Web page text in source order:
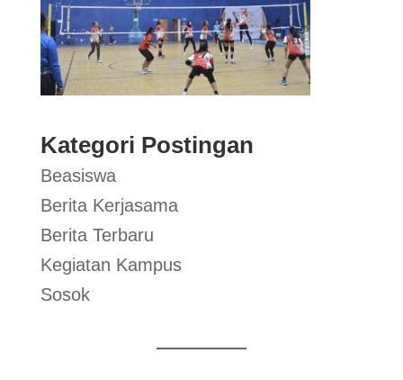
Kategori Postingan
Beasiswa
Berita Kerjasama
Berita Terbaru
Kegiatan Kampus
Sosok